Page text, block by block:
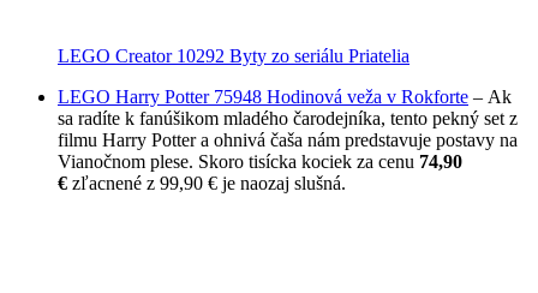
LEGO Creator 10292 Byty zo seriálu Priatelia
LEGO Harry Potter 75948 Hodinová veža v Rokforte – Ak
sa radíte k fanúšikom mladého čarodejníka, tento pekný set z
filmu Harry Potter a ohnivá čaša nám predstavuje postavy na
Vianočnom plese. Skoro tisícka kociek za cenu 74,90
€ zľacnené z 99,90 € je naozaj slušná.